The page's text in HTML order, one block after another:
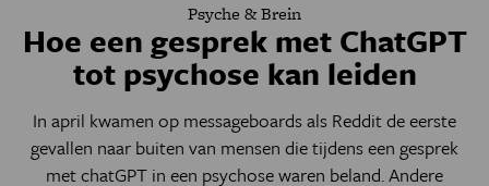
Psyche & Brein
Hoe een gesprek met ChatGPT
tot psychose kan leiden
In april kwamen op messageboards als Reddit de eerste
gevallen naar buiten van mensen die tijdens een gesprek
met chatGPT in een psychose waren beland. Andere